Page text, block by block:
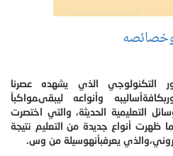
وخصائصه
التكنولوجي الذي يشهده عصرنا
وأنواعه ليبقىمواكباً
التعليمية الحديثة، والتي اختصرت
ظهرت أنواع جديدة من التعليم نتيجة
يعرفبأنهوسيلة من وس.